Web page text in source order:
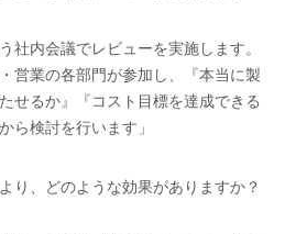
社内会議でレビューを実施します。
営業の各部門が参加し、『本当に製
せるか』『コスト目標を達成できる
ら検討を行います」
り、どのような効果がありますか？